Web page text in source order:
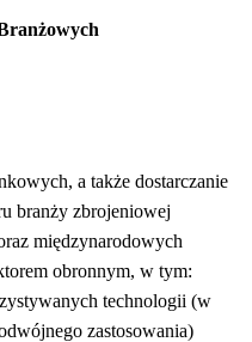
a także dostarczanie
branży zbrojeniowej
międzynarodowych
obronnym, w tym:
technologii (w
zastosowania)